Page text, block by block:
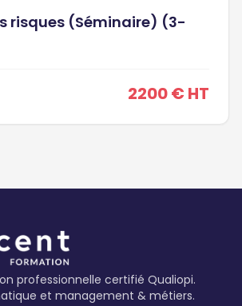
risques (Séminaire) (3-
2200 € HT
professionnelle certifié Qualiopi.
et management & métiers.